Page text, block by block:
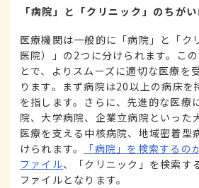
「病院」と「クリニック」のちが
医療機関は一般的に「病院」と「ク
医院）」の2つに分けられます。こ
とで、よりスムーズに適切な医療を
ります。まず病院は20以上の病床を
を指します。さらに、先進的な医療
院、大学病院、企業立病院といった
医療を支える中核病院、地域密着型
けられます。
「病院」を検索するの
ファイル、「クリニック」を検索す
ファイルとなります。